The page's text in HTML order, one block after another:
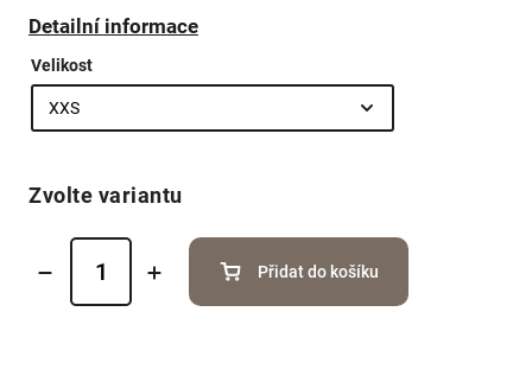
Detailní informace
Velikost
Zvolte variantu
Přidat do košíku